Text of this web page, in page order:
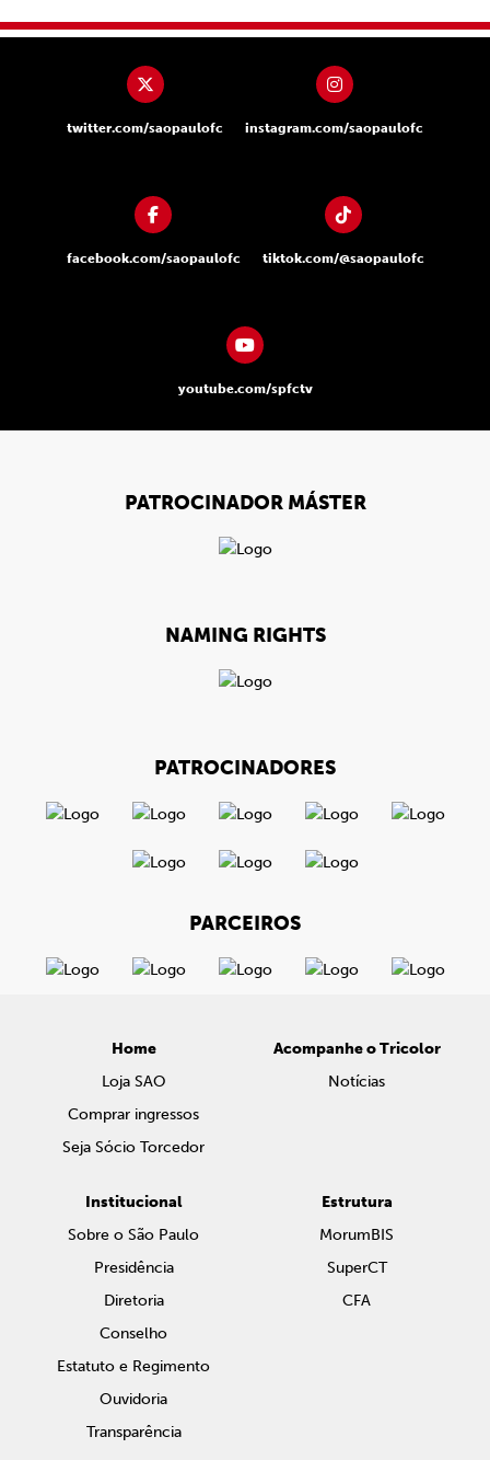
twitter.com/saopaulofc instagram.com/saopaulofc
facebook.com/saopaulofc tiktok.com/@saopaulofc
youtube.com/spfctv
PATROCINADOR MÁSTER
NAMING RIGHTS
PATROCINADORES
PARCEIROS
Home
Loja SAO
Comprar ingressos
Seja Sócio Torcedor
Acompanhe o Tricolor
Notícias
Institucional
Sobre o São Paulo
Presidência
Diretoria
Conselho
Estatuto e Regimento
Ouvidoria
Transparência
Estrutura
MorumBIS
SuperCT
CFA